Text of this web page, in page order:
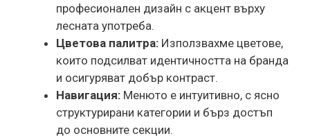
професионален дизайн с акцент върху
лесната употреба.
Цветова палитра: Използвахме цветове,
които подсилват идентичността на бранда
и осигуряват добър контраст.
Навигация: Менюто е интуитивно, с ясно
структурирани категории и бърз достъп
до основните секции.